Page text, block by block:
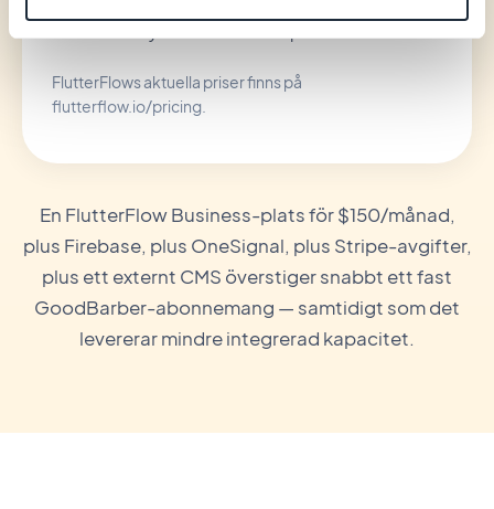
FlutterFlows aktuella priser finns på
flutterflow.io/pricing.
En FlutterFlow Business-plats för $150/månad,
plus Firebase, plus OneSignal, plus Stripe-avgifter,
plus ett externt CMS överstiger snabbt ett fast
GoodBarber-abonnemang — samtidigt som det
levererar mindre integrerad kapacitet.